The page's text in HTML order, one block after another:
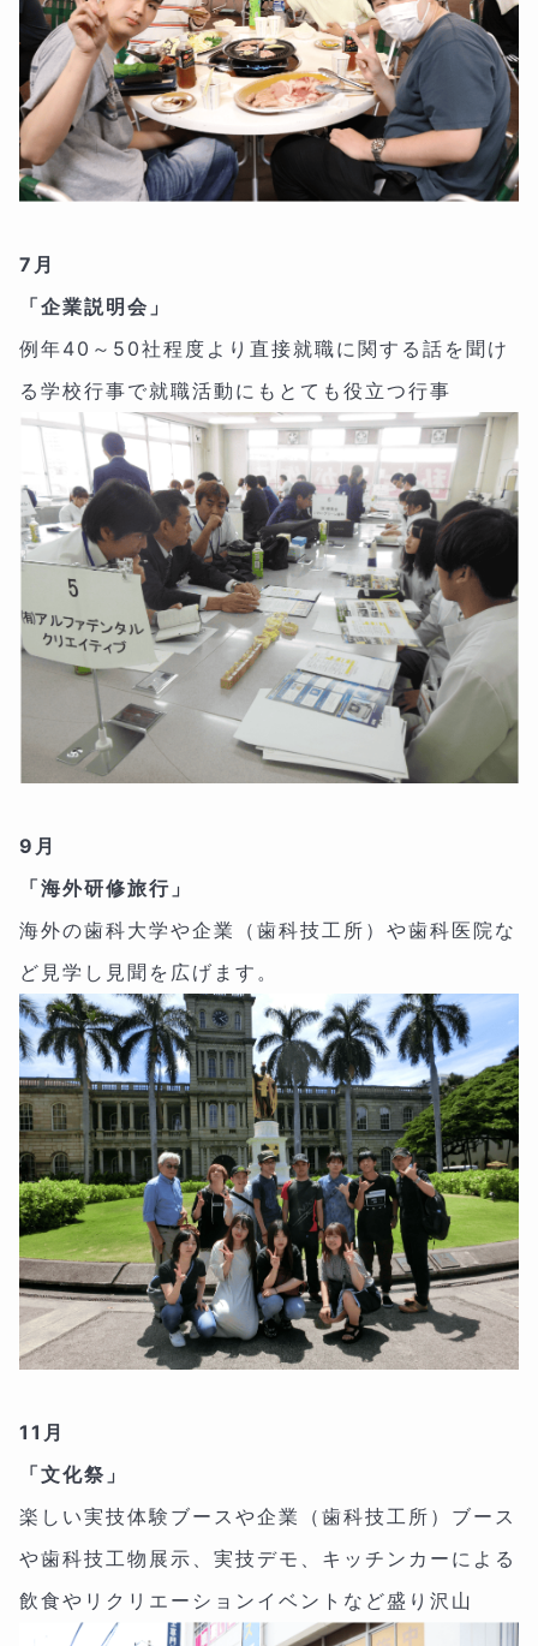
7月
「企業説明会」
例年40～50社程度より直接就職に関する話を聞け
る学校行事で就職活動にもとても役立つ行事
9月
「海外研修旅行」
海外の歯科大学や企業（歯科技工所）や歯科医院な
ど見学し見聞を広げます。
11月
「文化祭」
楽しい実技体験ブースや企業（歯科技工所）ブース
や歯科技工物展示、実技デモ、キッチンカーによる
飲食やリクリエーションイベントなど盛り沢山